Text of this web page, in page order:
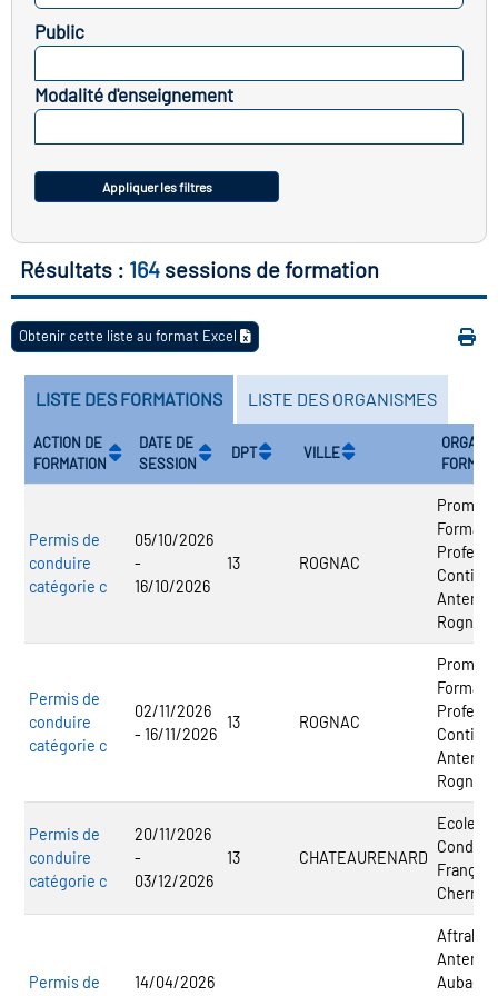
des secteurs(en
construction)
Public
Modalité d'enseignement
Appliquer les filtres
Résultats : 164 sessions de formation
Obtenir cette liste au format Excel
LISTE DES FORMATIONS LISTE DES ORGANISMES
ACTION DE
FORMATION
DATE DE
SESSION
DPT VILLE
Permis de
conduire
catégorie c
05/10/2026
-
16/10/2026
13 ROGNAC
Antenne
Rognac
Permis de
conduire
catégorie c
02/11/2026
- 16/11/2026
13 ROGNAC
Antenne
Rognac
Permis de
conduire
catégorie c
20/11/2026
-
03/12/2026
13 CHATEAURENARD
Ecole de
Cherri
Permis de
14/04/2026
Aftral -
Antenne